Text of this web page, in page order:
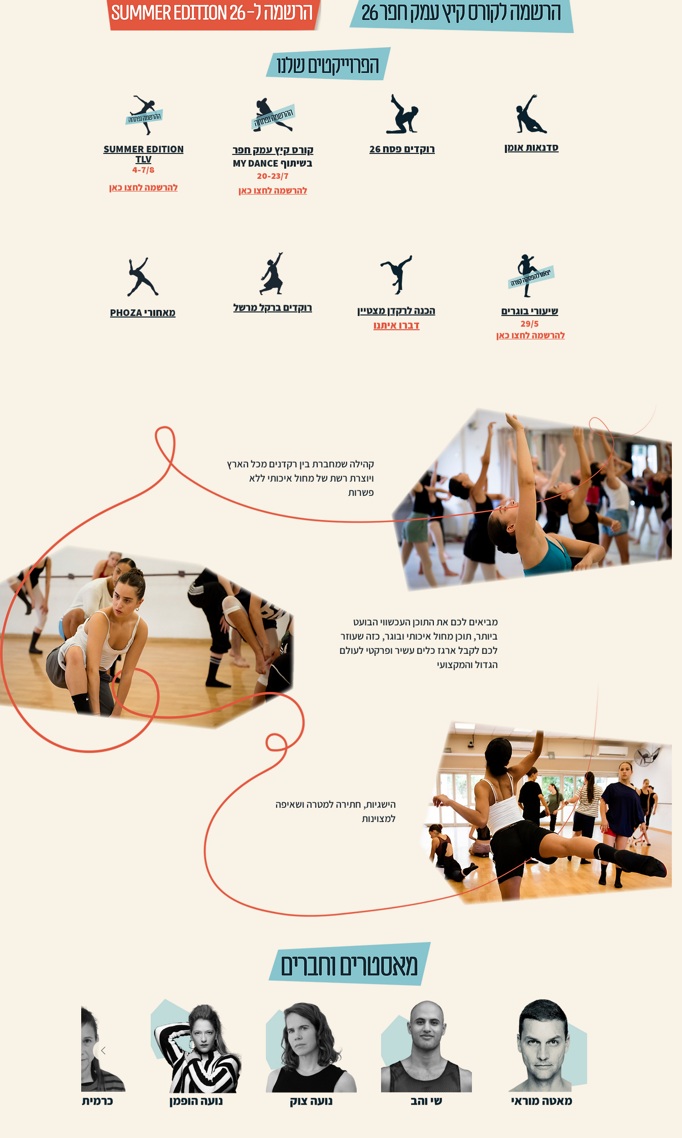
סדנאות אומן רוקדים פסח 26
קורס קיץ עמק חפר
בשיתוף MY DANCE
20-23/7
להרשמה לחצו כאן
SUMMER EDITION
TLV
4-7/8
להרשמה לחצו כאן
שיעורי בוגרים
29/5
להרשמה לחצו כאן
הכנה לרקדן מצטיין
דברו איתנו
רוקדים ברקל מרשל מאחורי PHOZA
קהילה שמחברת בין רקדנים מכל הארץ
ויוצרת רשת של מחול איכותי ללא
פשרות
מביאים לכם את התוכן העכשווי הבועט
ביותר, תוכן מחול איכותי ובוגר, כזה שעוזר
לכם לקבל ארגז כלים עשיר ופרקטי לעולם
הגדול והמקצועי
הישגיות, חתירה למטרה ושאיפה
למצוינות